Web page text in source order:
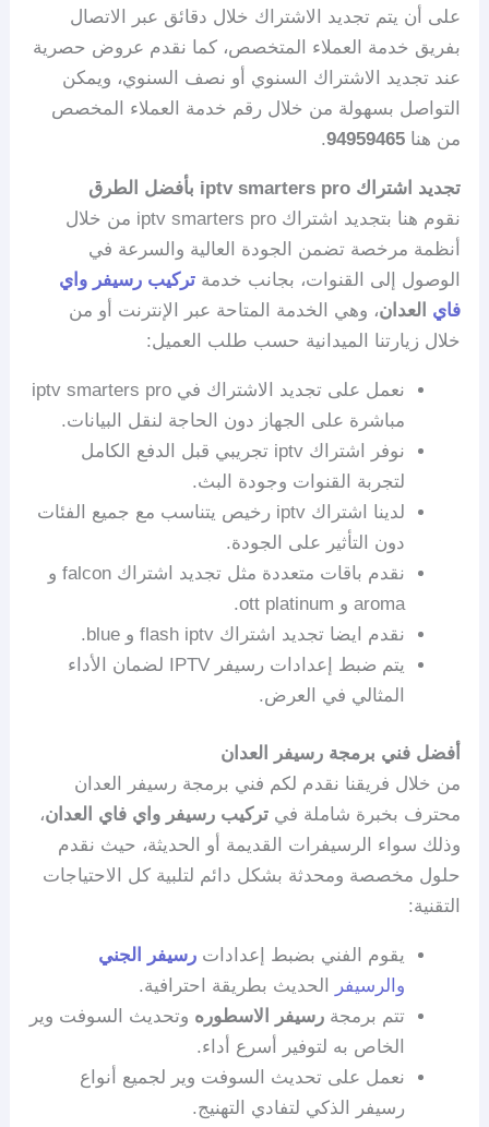
على أن يتم تجديد الاشتراك خلال دقائق عبر الاتصال
بفريق خدمة العملاء المتخصص، كما نقدم عروض حصرية
عند تجديد الاشتراك السنوي أو نصف السنوي، ويمكن
التواصل بسهولة من خلال رقم خدمة العملاء المخصص
من هنا94959465
.
تجديد اشتراك iptv smarters pro بأفضل الطرق
نقوم هنا بتجديد اشتراك iptv smarters pro من خلال
أنظمة مرخصة تضمن الجودة العالية والسرعة في
الوصول إلى القنوات، بجانب خدمةتركيب رسيفر واي
فاي العدان، وهي الخدمة المتاحة عبر الإنترنت أو من
خلال زيارتنا الميدانية حسب طلب العميل:
نعمل على تجديد الاشتراك في iptv smarters pro
مباشرة على الجهاز دون الحاجة لنقل البيانات.
نوفر اشتراك iptv تجريبي قبل الدفع الكامل
لتجربة القنوات وجودة البث.
لدينا اشتراك iptv رخيص يتناسب مع جميع الفئات
دون التأثير على الجودة.
نقدم باقات متعددة مثل تجديد اشتراك falcon و
aroma و ott platinum.
نقدم ايضا تجديد اشتراك flash iptv و blue.
يتم ضبط إعدادات رسيفر IPTV لضمان الأداء
المثالي في العرض.
أفضل فني برمجة رسيفر العدان
من خلال فريقنا نقدم لكم فني برمجة رسيفر العدان
محترف بخبرة شاملة فيتركيب رسيفر واي فاي العدان،
وذلك سواء الرسيفرات القديمة أو الحديثة، حيث نقدم
حلول مخصصة ومحدثة بشكل دائم لتلبية كل الاحتياجات
التقنية:
يقوم الفني بضبط إعداداترسيفر الجني
والرسيفر
الحديث بطريقة احترافية.
تتم برمجةرسيفر الاسطوره وتحديث السوفت وير
الخاص به لتوفير أسرع أداء.
نعمل على تحديث السوفت وير لجميع أنواع
رسيفر الذكي لتفادي التهنيج.